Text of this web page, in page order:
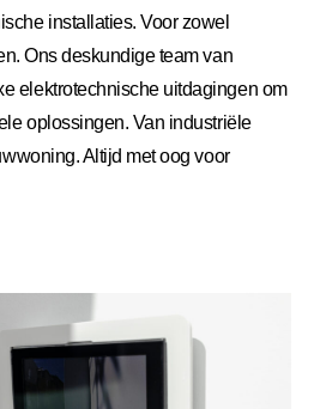
installaties. Voor zowel
Ons deskundige team van
elektrotechnische uitdagingen om
oplossingen. Van industriële
Altijd met oog voor